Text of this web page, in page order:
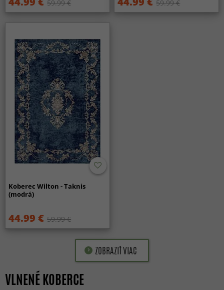
59.99 € 59.99 €
Koberec Wilton - Taknis
(modrá)
44.99 € 59.99 €
ZOBRAZIŤ VIAC
VLNENÉ KOBERCE